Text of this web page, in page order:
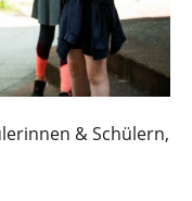
& Schülern,